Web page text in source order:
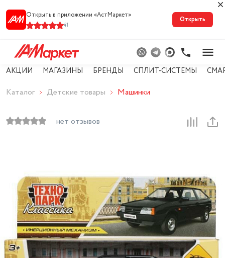
Открыть в приложении «АстМарке‪т‬»
41
Открыть
АКЦИИ МАГАЗИНЫ БРЕНДЫ СПЛИТ-СИСТЕМЫ
Каталог Детские товары Машинки
нет отзывов